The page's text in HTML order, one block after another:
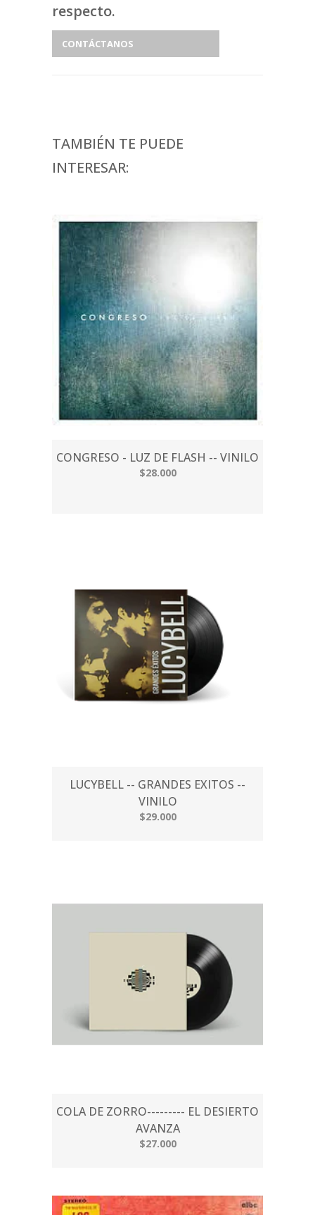
respecto.
CONTÁCTANOS
TAMBIÉN TE PUEDE
INTERESAR:
CONGRESO - LUZ DE FLASH -- VINILO
$28.000
LUCYBELL -- GRANDES EXITOS --
VINILO
$29.000
COLA DE ZORRO--------- EL DESIERTO
AVANZA
$27.000